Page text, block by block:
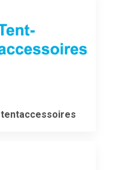
tentaccessoires